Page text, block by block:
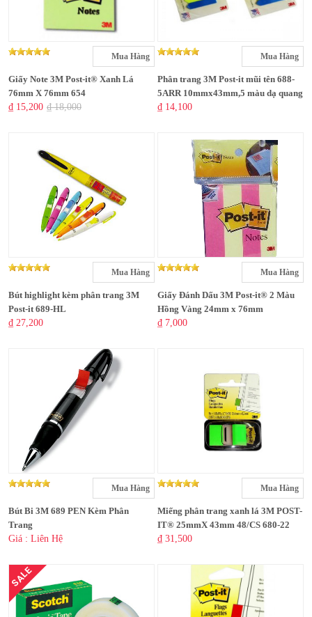
Mua Hàng
Giấy Note 3M Post-it® Xanh Lá
76mm X 76mm 654
₫ 15,200 ₫ 18,000
Mua Hàng
Phân trang 3M Post-it mũi tên 688-
5ARR 10mmx43mm,5 màu dạ quang
₫ 14,100
Mua Hàng
Bút highlight kèm phân trang 3M
Post-it 689-HL
₫ 27,200
Mua Hàng
Giấy Đánh Dấu 3M Post-it® 2 Màu
Hồng Vàng 24mm x 76mm
₫ 7,000
Mua Hàng
Bút Bi 3M 689 PEN Kèm Phân
Trang
Giá : Liên Hệ
Mua Hàng
Miếng phân trang xanh lá 3M POST-
IT® 25mmX 43mm 48/CS 680-22
₫ 31,500
SALE